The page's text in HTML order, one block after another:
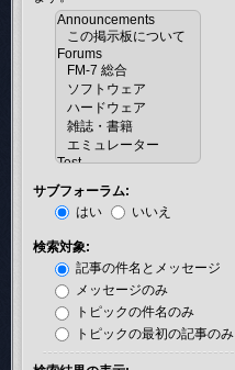
サブフォーラム:
はい
いいえ
検索対象:
記事の件名とメッセージ
メッセージのみ
トピックの件名のみ
トピックの最初の記事のみ